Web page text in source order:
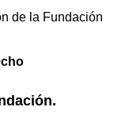
de la Fundación